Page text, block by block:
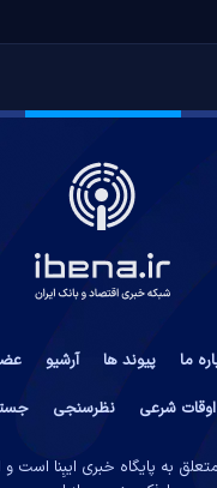
ما پیوند ها آرشیو
اوقات شرعی نظرسنجی
به پایگاه خبری ایبِنا است و